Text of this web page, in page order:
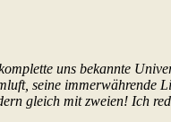
uns bekannte
seine
gleich mit zweien! Ich